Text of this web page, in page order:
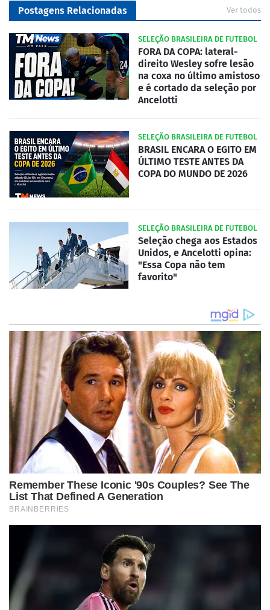
Postagens Relacionadas Ver todos
SELEÇÃO BRASILEIRA DE FUTEBOL
FORA DA COPA: lateral-
direito Wesley sofre lesão
na coxa no último amistoso
e é cortado da seleção por
Ancelotti
SELEÇÃO BRASILEIRA DE FUTEBOL
BRASIL ENCARA O EGITO EM
ÚLTIMO TESTE ANTES DA
COPA DO MUNDO DE 2026
SELEÇÃO BRASILEIRA DE FUTEBOL
Seleção chega aos Estados
Unidos, e Ancelotti opina:
"Essa Copa não tem
favorito"